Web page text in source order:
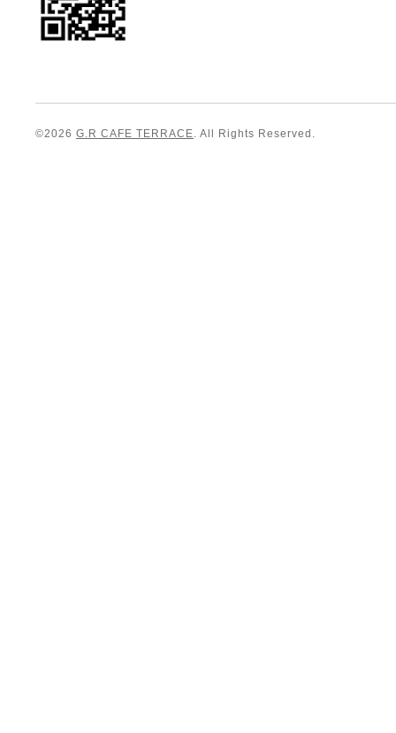
©2026 G.R CAFE TERRACE. All Rights Reserved.